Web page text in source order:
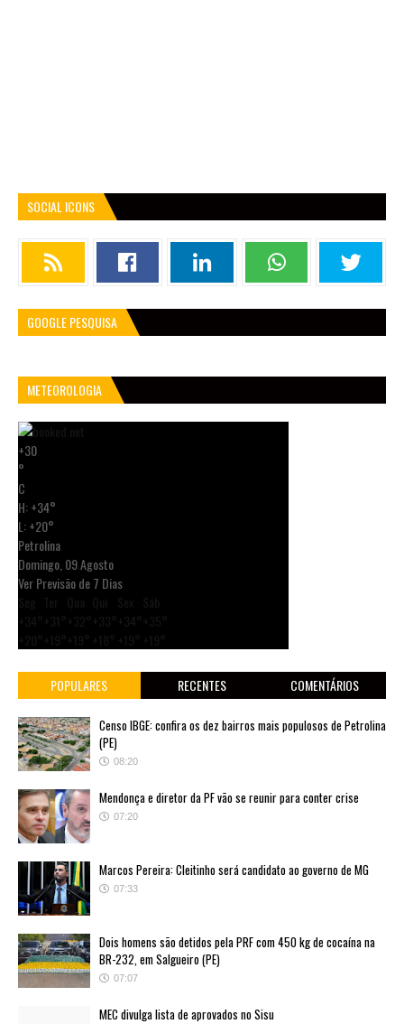
SOCIAL ICONS
GOOGLE PESQUISA
METEOROLOGIA
+30
°
C
H:+34°
L:+20°
Petrolina
Domingo, 09 Agosto
Ver Previsão de 7 Dias
POPULARES RECENTES COMENTÁRIOS
Censo IBGE: confira os dez bairros mais populosos de Petrolina
(PE)
08:20
Mendonça e diretor da PF vão se reunir para conter crise
07:20
Marcos Pereira: Cleitinho será candidato ao governo de MG
07:33
Dois homens são detidos pela PRF com 450 kg de cocaína na
BR-232, em Salgueiro (PE)
07:07
MEC divulga lista de aprovados no Sisu